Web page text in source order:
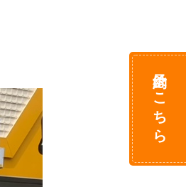
予約はこちら